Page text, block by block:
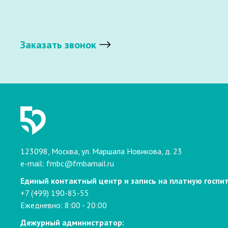
Заказать звонок
123098, Москва, ул. Маршала Новикова, д. 23
e-mail: fmbc@fmbamail.ru
Единый контактный центр и запись на платную
+7 (499) 190-85-55
Ежедневно: 8:00 - 20:00
Дежурный администратор: